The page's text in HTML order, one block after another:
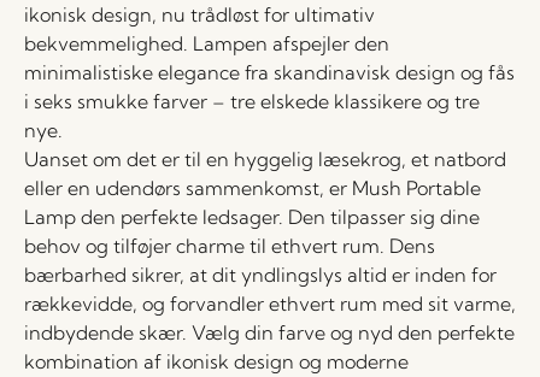
ikonisk design, nu trådløst for ultimativ
bekvemmelighed. Lampen afspejler den
minimalistiske elegance fra skandinavisk design og fås
i seks smukke farver – tre elskede klassikere og tre
nye.
Uanset om det er til en hyggelig læsekrog, et natbord
eller en udendørs sammenkomst, er Mush Portable
Lamp den perfekte ledsager. Den tilpasser sig dine
behov og tilføjer charme til ethvert rum. Dens
bærbarhed sikrer, at dit yndlingslys altid er inden for
rækkevidde, og forvandler ethvert rum med sit varme,
indbydende skær. Vælg din farve og nyd den perfekte
kombination af ikonisk design og moderne